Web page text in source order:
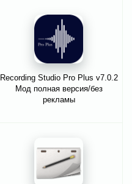
Recording Studio Pro Plus v7.0.2
Мод полная версия/без
рекламы